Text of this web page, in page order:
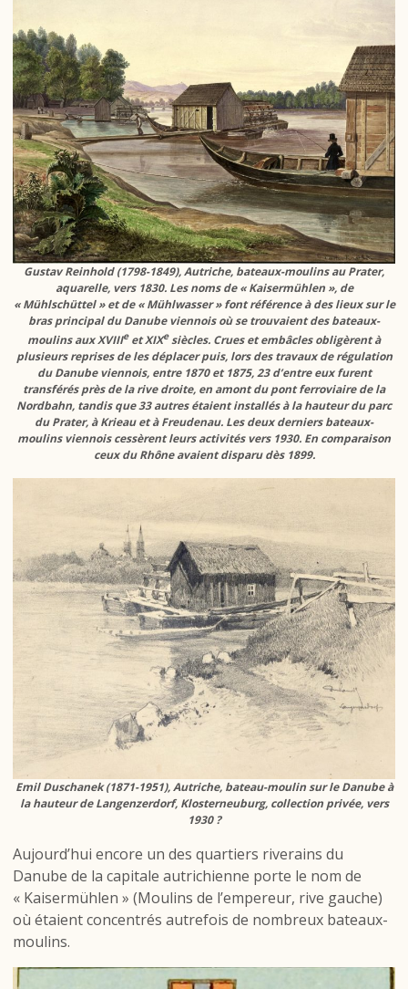
Gustav Reinhold (1798-1849), Autriche, bateaux-moulins au Prater,
aquarelle, vers 1830. Les noms de « Kaisermühlen », de
« Mühlschüttel » et de « Mühlwasser » font référence à des lieux sur le
bras principal du Danube viennois où se trouvaient des bateaux-
moulins aux XVIIIeet XIXesiècles. Crues et embâcles obligèrent à
plusieurs reprises de les déplacer puis, lors des travaux de régulation
du Danube viennois, entre 1870 et 1875, 23 d’entre eux furent
transférés près de la rive droite, en amont du pont ferroviaire de la
Nordbahn, tandis que 33 autres étaient installés à la hauteur du parc
du Prater, à Krieau et à Freudenau. Les deux derniers bateaux-
moulins viennois cessèrent leurs activités vers 1930. En comparaison
ceux du Rhône avaient disparu dès 1899.
Emil Duschanek (1871-1951), Autriche, bateau-moulin sur le Danube à
la hauteur de Langenzerdorf, Klosterneuburg, collection privée, vers
1930 ?
Aujourd’hui encore un des quartiers riverains du
Danube de la capitale autrichienne porte le nom de
« Kaisermühlen » (Moulins de l’empereur, rive gauche)
où étaient concentrés autrefois de nombreux bateaux-
moulins.